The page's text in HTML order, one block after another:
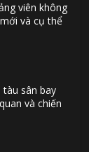
viên không
và cụ thể
tàu sân bay
và chiến